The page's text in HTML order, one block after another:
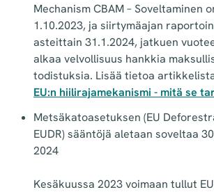
Mechanism CBAM – Soveltaminen
1.10.2023, ja siirtymäajan
asteittain 31.1.2024, jatkuen
alkaa velvollisuus hankkia
todistuksia. Lisää tietoa
EU:n hiilirajamekanismi - mitä se
Metsäkatoasetuksen (EU
EUDR) sääntöjä aletaan soveltaa
2024
Kesäkuussa 2023 voimaan tullut